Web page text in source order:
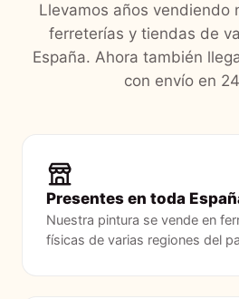
Llevamos años vendiendo
ferreterías y tiendas de
España. Ahora también
con envío en
Presentes en toda
Nuestra pintura se vende en
físicas de varias regiones del